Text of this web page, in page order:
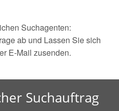
Suchagenten:
ab und Lassen Sie sich
E-Mail zusenden.
Suchauftrag